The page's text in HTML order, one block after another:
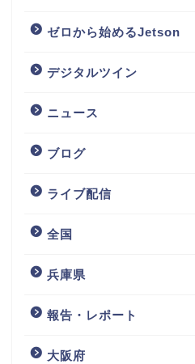
ゼロから始めるJetson
デジタルツイン
ニュース
ブログ
ライブ配信
全国
兵庫県
報告・レポート
大阪府